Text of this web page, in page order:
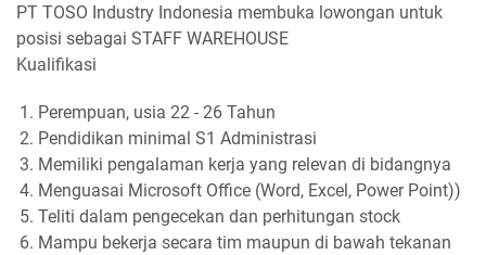
PT TOSO Industry Indonesia membuka lowongan untuk
posisi sebagai STAFF WAREHOUSE
Kualifikasi
Perempuan, usia 22 - 26 Tahun
Pendidikan minimal S1 Administrasi
Memiliki pengalaman kerja yang relevan di bidangnya
Menguasai Microsoft Office (Word, Excel, Power Point))
Teliti dalam pengecekan dan perhitungan stock
Mampu bekerja secara tim maupun di bawah tekanan